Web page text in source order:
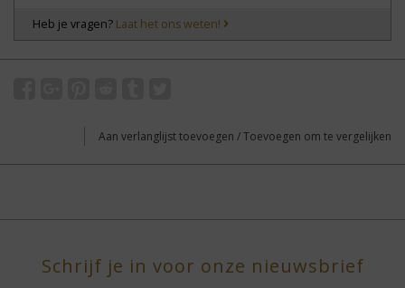
Heb je vragen? Laat het ons weten!
Aan verlanglijst toevoegen /Toevoegen om te vergelijken
Schrijf je in voor onze nieuwsbrief